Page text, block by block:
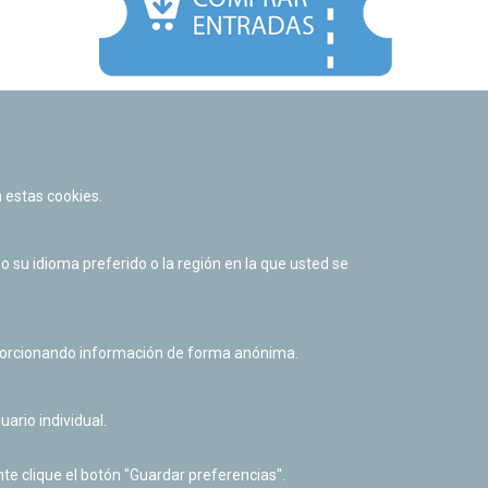
Política de cookies
Derecho de acceso a información pública
cookies.
su idioma preferido o la región en la que usted se
información de forma anónima.
individual.
clique el botón "Guardar preferencias".